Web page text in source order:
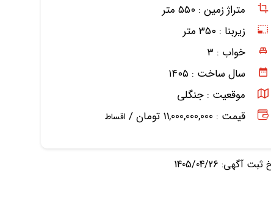
متراژ زمین : ۵۵۰ متر
زیربنا : ۳۵۰ متر
خواب : ۳
سال ساخت : ۱۴۰۵
موقعیت : جنگلی
قیمت : 11,000,000,000 تومان /
اقساط
آگهی: 1405/04/26